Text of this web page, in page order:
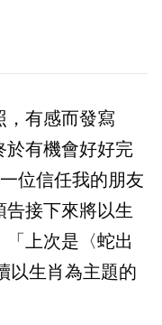
，有感而發寫
於有機會好好完
位信任我的朋友
接下來將以生
上次是〈蛇出
以生肖為主題的